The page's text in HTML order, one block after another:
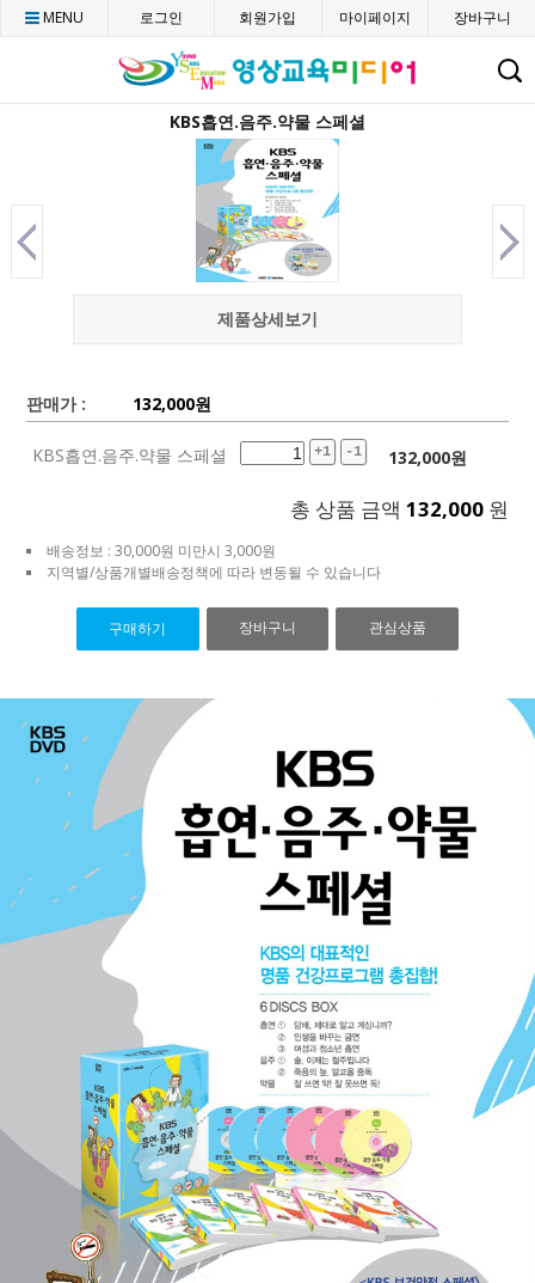
CMENU 로그인 회원가입 마이페이지 장바구니
KBS흡연.음주.약물 스페셜
제품상세보기
판매가 : 132,000원
KBS흡연.음주.약물 스페셜 +1 -1 132,000원
총 상품 금액 132,000 원
배송정보 : 30,000원 미만시 3,000원
지역별/상품개별배송정책에 따라 변동될 수 있습니다
구매하기 장바구니 관심상품